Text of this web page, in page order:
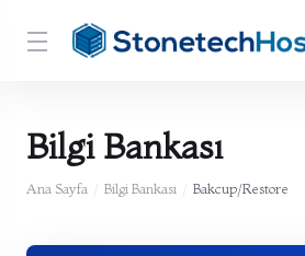
Bilgi Bankası
Ana Sayfa Bilgi Bankası Bakcup/Restore